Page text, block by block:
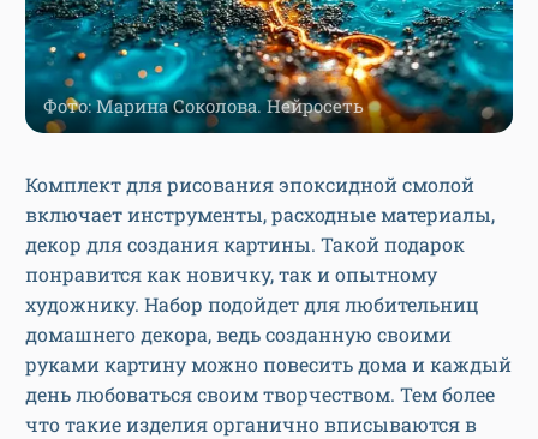
Фото: Марина Соколова. Нейросеть
Комплект для рисования эпоксидной смолой
включает инструменты, расходные материалы,
декор для создания картины. Такой подарок
понравится как новичку, так и опытному
художнику. Набор подойдет для любительниц
домашнего декора, ведь созданную своими
руками картину можно повесить дома и каждый
день любоваться своим творчеством. Тем более
что такие изделия органично вписываются в